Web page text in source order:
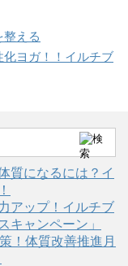
える
ヨガ！！イルチブ
質になるには？イ
アップ！イルチブ
キャンペーン」
！体質改善推進月